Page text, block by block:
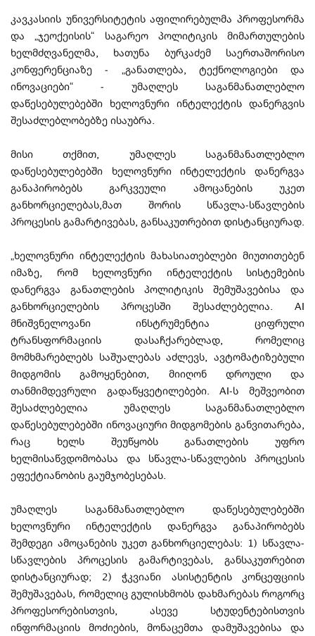
კავკასიის უნივერსიტეტის აფილირებულმა პროფესორმა
და „ჯეოქეისის“ საგარეო პოლიტიკის მიმართულების
ხელმძღვანელმა, ხათუნა ბურკაძემ საერთაშორისო
კონფერენციაზე - „განათლება, ტექნოლოგიები და
ინოვაციები“ - უმაღლეს საგანმანათლებლო
დაწესებულებებში ხელოვნური ინტელექტის დანერგვის
შესაძლებლობებზე ისაუბრა.
მისი თქმით, უმაღლეს საგანმანათლებლო
დაწესებულებებში ხელოვნური ინტელექტის დანერგვა
განაპირობებს გარკვეული ამოცანების უკეთ
განხორციელებას,მათ შორის სწავლა-სწავლების
პროცესის გამარტივებას, განსაკუთრებით დისტანციურად.
„ხელოვნური ინტელექტის მახასიათებლები მიუთითებენ
იმაზე, რომ ხელოვნური ინტელექტის სისტემების
დანერგვა განათლების პოლიტიკის შემუშავებისა და
განხორციელების პროცესში შესაძლებელია. AI
მნიშვნელოვანი ინსტრუმენტია ციფრული
ტრანსფორმაციის დასაჩქარებლად, რომელიც
მომხმარებლებს საშუალებას აძლევს, ავტომატიზებული
მიდგომის გამოყენებით, მიიღონ დროული და
თანმიმდევრული გადაწყვეტილებები. AI-ს მეშვეობით
შესაძლებელია უმაღლეს საგანმანათლებლო
დაწესებულებებში ინოვაციური მიდგომების განვითარება,
რაც ხელს შეუწყობს განათლების უფრო
ხელმისაწვდომობასა და სწავლა-სწავლების პროცესის
ეფექტიანობის გაუმჯობესებას.
უმაღლეს საგანმანათლებლო დაწესებულებებში
ხელოვნური ინტელექტის დანერგვა განაპირობებს
შემდეგი ამოცანების უკეთ განხორციელებას: 1) სწავლა-
სწავლების პროცესის გამარტივებას, განსაკუთრებით
დისტანციურად; 2) ჭკვიანი ასისტენტის კონცეფციის
შემუშავებას, რომელიც გულისხმობს დახმარებას როგორც
პროფესორებისთვის, ასევე სტუდენტებისთვის
ინფორმაციის მოძიების, მონაცემთა დამუშავებისა და